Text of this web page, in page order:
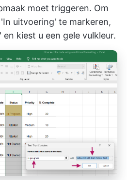
moet triggeren. Om
uitvoering' te markeren,
kiest u een gele vulkleur.